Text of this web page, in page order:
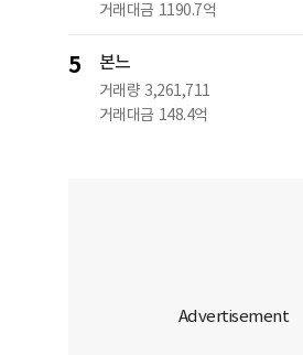
거래대금 1190.7억
5 본느
거래량 3,261,711
거래대금 148.4억